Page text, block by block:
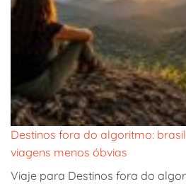
Destinos fora do algoritmo:
viagens menos óbvias
Viaje para Destinos fora do